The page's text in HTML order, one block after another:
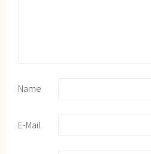
Name
E-Mail